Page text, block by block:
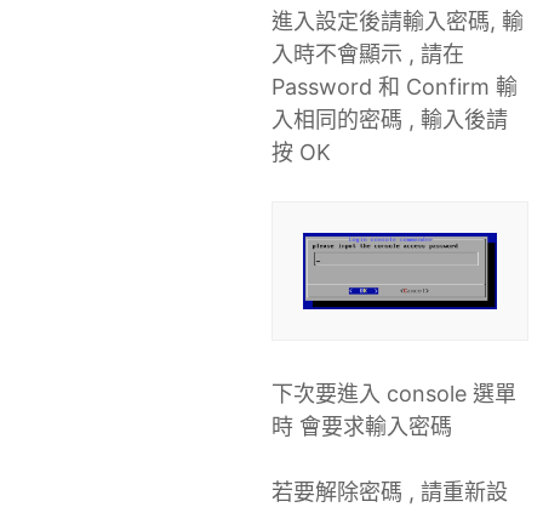
進入設定後請輸入密碼, 輸
入時不會顯示 , 請在
Password 和 Confirm 輸
入相同的密碼 , 輸入後請
按 OK
下次要進入 console 選單
時 會要求輸入密碼
若要解除密碼 , 請重新設